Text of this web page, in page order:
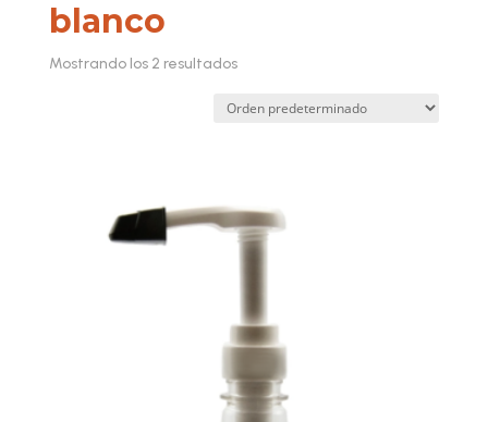
blanco
Mostrando los 2 resultados